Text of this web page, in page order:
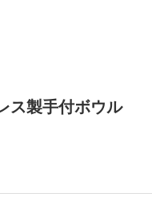
ス製手付ボウル